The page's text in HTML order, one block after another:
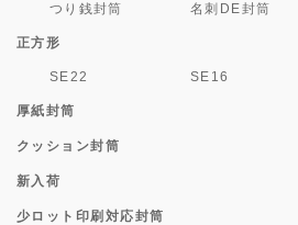
つり銭封筒 名刺DE封筒
正方形
SE22 SE16
厚紙封筒
クッション封筒
新入荷
少ロット印刷対応封筒